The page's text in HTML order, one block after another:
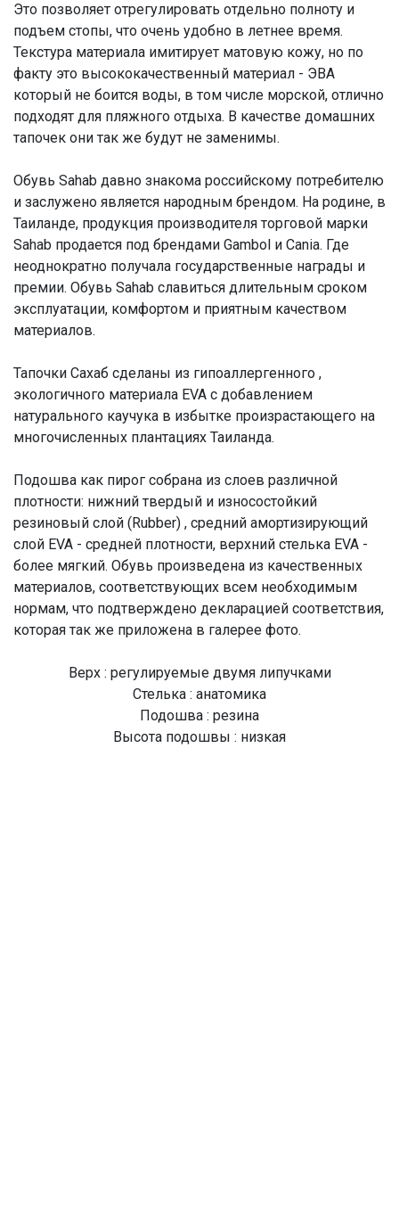
Это позволяет отрегулировать отдельно полноту и
подъем стопы, что очень удобно в летнее время.
Текстура материала имитирует матовую кожу, но по
факту это высококачественный материал - ЭВА
который не боится воды, в том числе морской, отлично
подходят для пляжного отдыха. В качестве домашних
тапочек они так же будут не заменимы.
Обувь Sahab давно знакома российскому потребителю
и заслужено является народным брендом. На родине, в
Таиланде, продукция производителя торговой марки
Sahab продается под брендами Gambol и Cania. Где
неоднократно получала государственные награды и
премии. Обувь Sahab славиться длительным сроком
эксплуатации, комфортом и приятным качеством
материалов.
Тапочки Сахаб сделаны из гипоаллергенного ,
экологичного материала EVA с добавлением
натурального каучука в избытке произрастающего на
многочисленных плантациях Таиланда.
Подошва как пирог собрана из слоев различной
плотности: нижний твердый и износостойкий
резиновый слой (Rubber) , средний амортизирующий
слой EVA - средней плотности, верхний стелька EVA -
более мягкий. Обувь произведена из качественных
материалов, соответствующих всем необходимым
нормам, что подтверждено декларацией соответствия,
которая так же приложена в галерее фото.
Верх : регулируемые двумя липучками
Стелька : анатомика
Подошва : резина
Высота подошвы : низкая